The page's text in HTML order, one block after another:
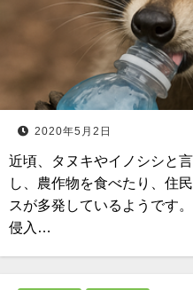
2020年5月2日
近頃、タヌキやイノシシと
し、農作物を食べたり、住
スが多発しているようです
侵入…